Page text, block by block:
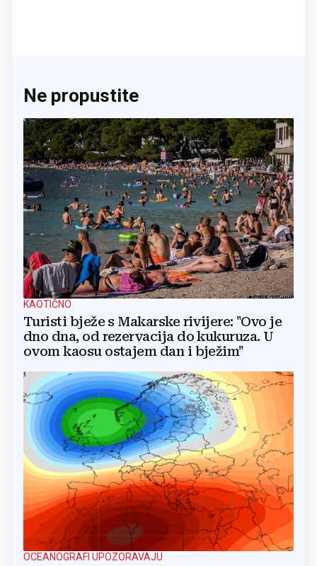
Ne propustite
KAOTIČNO
Turisti bježe s Makarske rivijere: "Ovo je
dno dna, od rezervacija do kukuruza. U
ovom kaosu ostajem dan i bježim"
OCEANOGRAFI UPOZORAVAJU